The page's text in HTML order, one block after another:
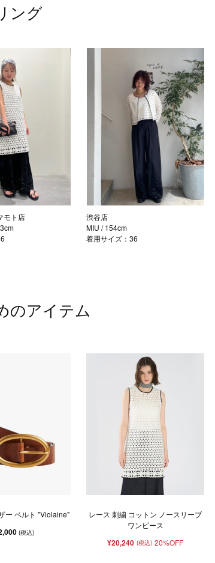
ング
モト店
渋谷店
MIU/ 154cm
着用サイズ：36
のアイテム
ー ベルト "Violaine"
(税込)
レース 刺繍 コットン ノースリーブ
ワンピース
¥20,240 (税込) 20%OFF